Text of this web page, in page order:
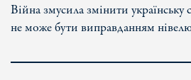
Війна змусила змінити українську
не може бути виправданням